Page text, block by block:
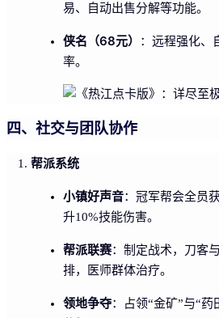
易、自动出售分解等功能。
侠名（68元）
：远程强化、
率。
四、社交与团队协作
帮派系统
小镇好声音：冠军帮会全员
升10%技能伤害。
帮派联赛：制定战术，刀客
排，医师群体治疗。
领地争夺：占领“金矿”与“